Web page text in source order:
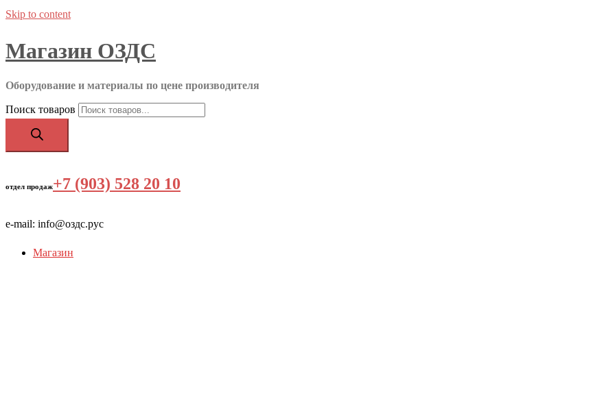
Skip to content
Магазин ОЗДС
Оборудование и материалы по цене производителя
Поиск товаров
отдел продаж+7 (903) 528 20 10
e-mail: info@оздс.рус
Магазин